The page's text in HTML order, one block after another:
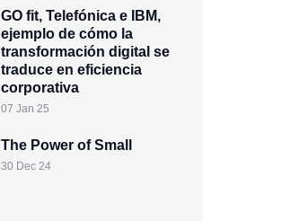
GO fit, Telefónica e IBM,
ejemplo de cómo la
transformación digital se
traduce en eficiencia
corporativa
07 Jan 25
The Power of Small
30 Dec 24